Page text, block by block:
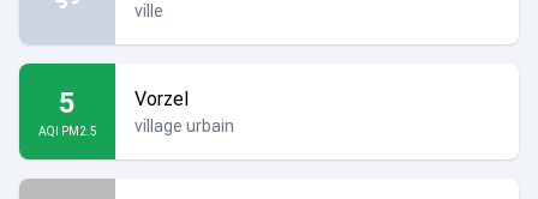
ville
5
AQI PM2.5
Vorzel
village urbain